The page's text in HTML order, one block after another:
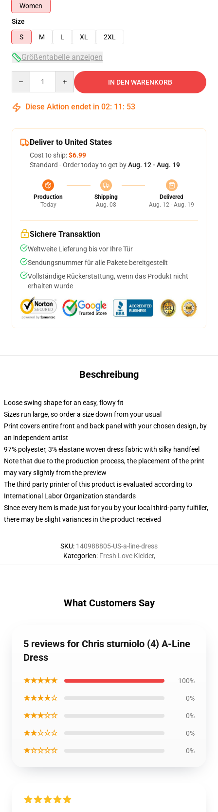
Women
Size
S
M L XL 2XL
Größentabelle anzeigen
IN DEN WARENKORB
Diese Aktion endet in 02: 11 : 52
Deliver to United States
Cost to ship:$6.99
Standard - Order today to get byAug. 12 - Aug. 19
Production
Today
Shipping
Aug. 08
Delivered
Aug. 12 - Aug. 19
Sichere Transaktion
Weltweite Lieferung bis vor Ihre Tür
Sendungsnummer für alle Pakete bereitgestellt
Vollständige Rückerstattung, wenn das Produkt nicht
erhalten wurde
Beschreibung
Loose swing shape for an easy, flowy fit
Sizes run large, so order a size down from your usual
Print covers entire front and back panel with your chosen design, by
an independent artist
97% polyester, 3% elastane woven dress fabric with silky handfeel
Note that due to the production process, the placement of the print
may vary slightly from the preview
The third party printer of this product is evaluated according to
International Labor Organization standards
Since every item is made just for you by your local third-party fulfiller,
there may be slight variances in the product received
SKU: 140988805-US-a-line-dress
Kategorien: Fresh Love Kleider,
What Customers Say
5 reviews for Chris sturniolo (4) A-Line
Dress
★★★★★ 100%
★★★★☆ 0%
★★★☆☆ 0%
★★☆☆☆ 0%
★☆☆☆☆ 0%